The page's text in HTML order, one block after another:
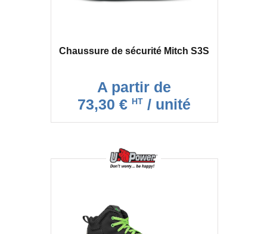
Chaussure de sécurité Mitch S3S
A partir de
73,30 € HT / unité